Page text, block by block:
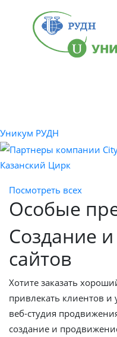
Уникум РУДН
Казанский Цирк
Посмотреть всех
Особые
Создание
сайтов
Хотите заказать
привлекать клиентов
веб-студия
создание и